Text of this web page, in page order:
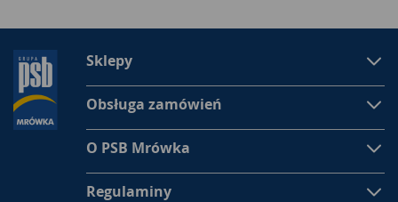
Sklepy
Obsługa zamówień
O PSB Mrówka
Regulaminy